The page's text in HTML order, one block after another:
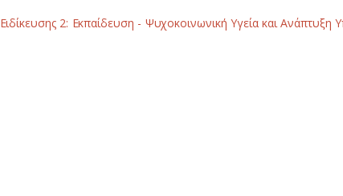
Ειδίκευσης 2: Εκπαίδευση - Ψυχοκοινωνική Υγεία και Ανάπτυξη